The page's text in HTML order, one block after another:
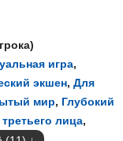
)
игра,
экшен, Для
мир, Глубокий
лица,